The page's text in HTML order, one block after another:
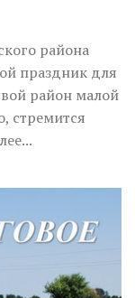
района
праздник для
район малой
стремится